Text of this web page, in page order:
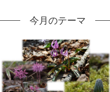
今月のテーマ